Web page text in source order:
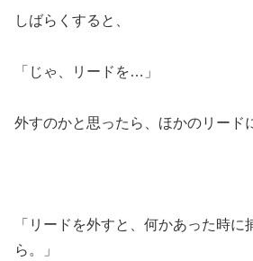
しばらくすると、
「じゃ、リードを…」
外すのかと思ったら、ほかのリード
「リードを外すと、何かあった時に
ら。」